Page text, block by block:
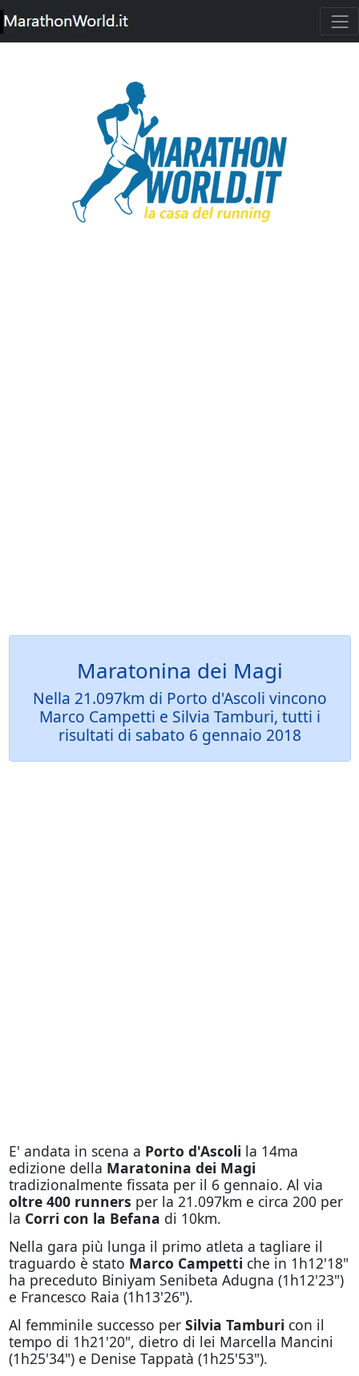
Maratonina dei Magi
Nella 21.097km di Porto d'Ascoli vincono
Marco Campetti e Silvia Tamburi, tutti i
risultati di sabato 6 gennaio 2018
E' andata in scena a Porto d'Ascoli la 14ma
edizione della Maratonina dei Magi
tradizionalmente fissata per il 6 gennaio. Al via
oltre 400 runners per la 21.097km e circa 200 per
la Corri con la Befana di 10km.
Nella gara più lunga il primo atleta a tagliare il
traguardo è stato Marco Campetti che in 1h12'18"
ha preceduto Biniyam Senibeta Adugna (1h12'23")
e Francesco Raia (1h13'26").
Al femminile successo per Silvia Tamburi con il
tempo di 1h21'20", dietro di lei Marcella Mancini
(1h25'34") e Denise Tappatà (1h25'53").